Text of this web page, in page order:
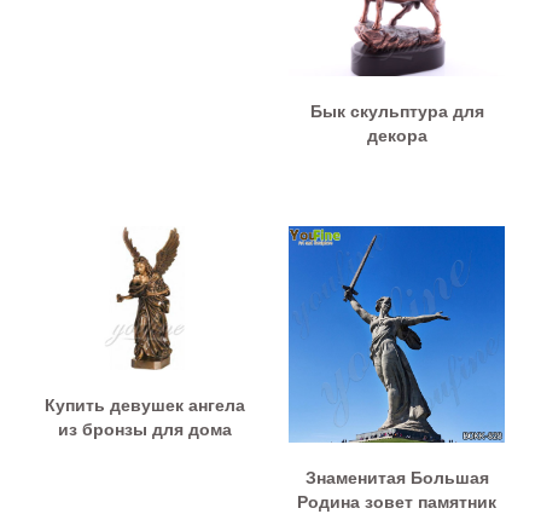
Бык скульптура для
декора
Купить девушек ангела
из бронзы для дома
Знаменитая Большая
Родина зовет памятник